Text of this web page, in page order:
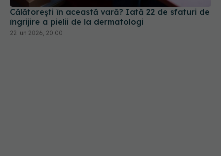
îngrijire a pielii de la dermatologi
22 iun 2026, 20:00